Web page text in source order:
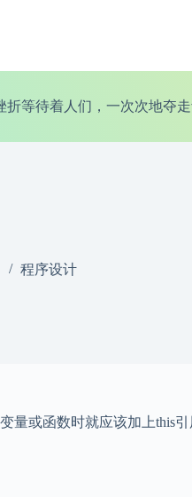
折等待着人们，一次次地夺
程序设计
量或函数时就应该加上this